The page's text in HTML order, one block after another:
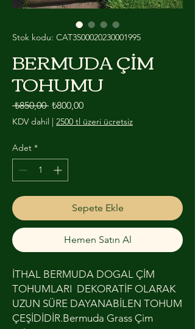
Stok kodu: CAT3500020230001995
BERMUDA ÇİM
TOHUMU
₺850,00 Normal Fiyat
₺800,00İndirimli Fiyat
KDV dahil | 2500 tl üzeri ücretsiz
Adet *
Sepete Ekle
Hemen Satın Al
İTHAL BERMUDA DOGAL ÇİM
TOHUMLARI DEKORATİF OLARAK
UZUN SÜRE DAYANABİLEN TOHUM
ÇEŞİDİDİR.Bermuda Grass Çim